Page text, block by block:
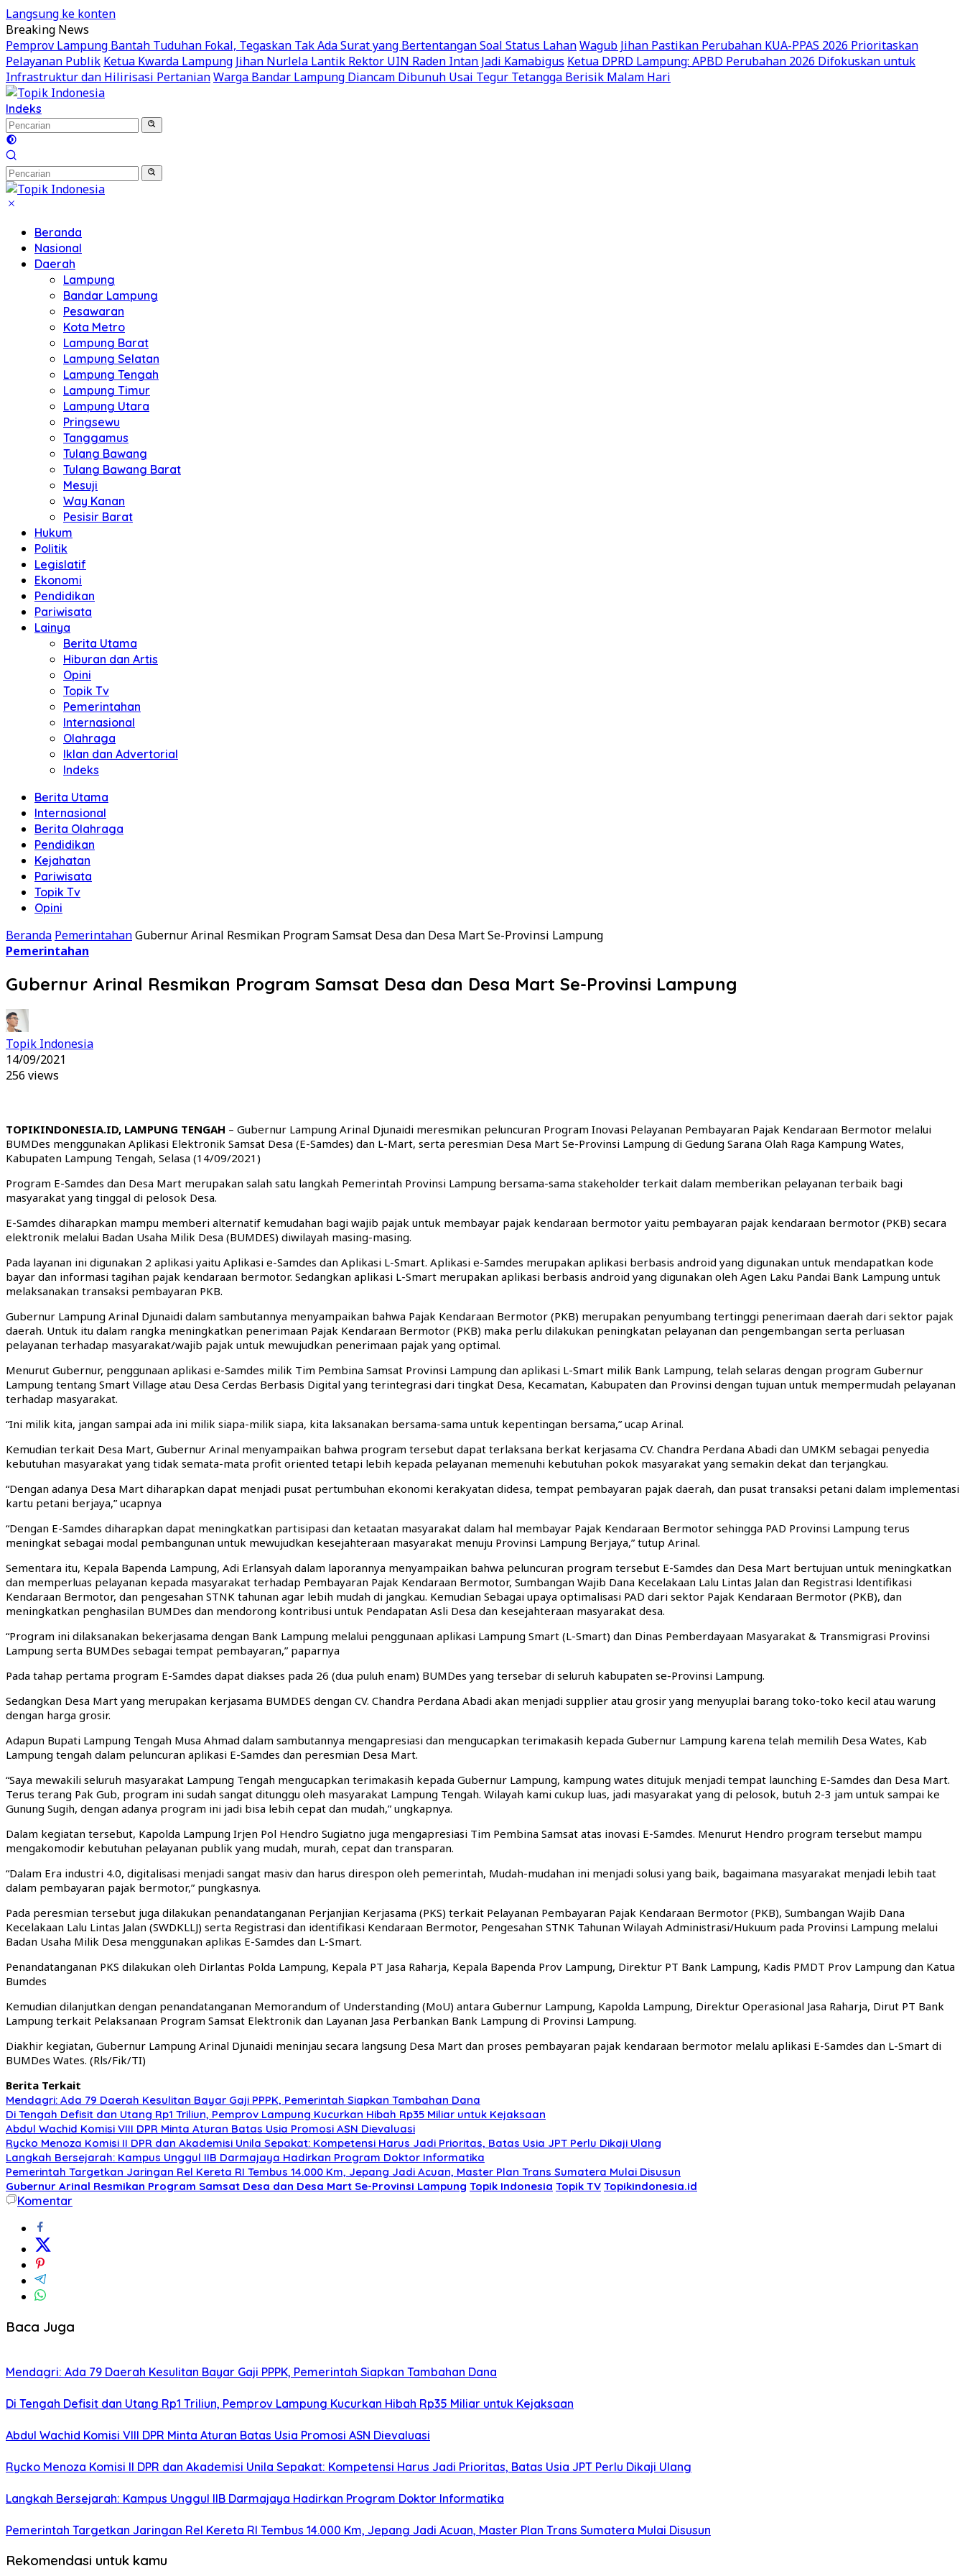
Langsung ke konten
Breaking News
Pemprov Lampung Bantah Tuduhan Fokal, Tegaskan Tak Ada Surat yang Bertentangan Soal Status LahanWagub Jihan Pastikan Perubahan KUA-PPAS 2026 Prioritaskan
Pelayanan Publik Ketua Kwarda Lampung Jihan Nurlela Lantik Rektor UIN Raden Intan Jadi Kamabigus Ketua DPRD Lampung: APBD Perubahan 2026 Difokuskan untuk
Infrastruktur dan Hilirisasi PertanianWarga Bandar Lampung Diancam Dibunuh Usai Tegur Tetangga Berisik Malam Hari
Indeks
Beranda
Nasional
Daerah
Lampung
Bandar Lampung
Pesawaran
Kota Metro
Lampung Barat
Lampung Selatan
Lampung Tengah
Lampung Timur
Lampung Utara
Pringsewu
Tanggamus
Tulang Bawang
Tulang Bawang Barat
Mesuji
Way Kanan
Pesisir Barat
Hukum
Politik
Legislatif
Ekonomi
Pendidikan
Pariwisata
Lainya
Berita Utama
Hiburan dan Artis
Opini
Topik Tv
Pemerintahan
Internasional
Olahraga
Iklan dan Advertorial
Indeks
Berita Utama
Internasional
Berita Olahraga
Pendidikan
Kejahatan
Pariwisata
Topik Tv
Opini
Beranda PemerintahanGubernur Arinal Resmikan Program Samsat Desa dan Desa Mart Se-Provinsi Lampung
Pemerintahan
Gubernur Arinal Resmikan Program Samsat Desa dan Desa Mart Se-Provinsi Lampung
Topik Indonesia
14/09/2021
256 views
TOPIKINDONESIA.ID, LAMPUNG TENGAH – Gubernur Lampung Arinal Djunaidi meresmikan peluncuran Program Inovasi Pelayanan Pembayaran Pajak Kendaraan Bermotor melalui
BUMDes menggunakan Aplikasi Elektronik Samsat Desa (E-Samdes) dan L-Mart, serta peresmian Desa Mart Se-Provinsi Lampung di Gedung Sarana Olah Raga Kampung Wates,
Kabupaten Lampung Tengah, Selasa (14/09/2021)
Program E-Samdes dan Desa Mart merupakan salah satu langkah Pemerintah Provinsi Lampung bersama-sama stakeholder terkait dalam memberikan pelayanan terbaik bagi
masyarakat yang tinggal di pelosok Desa.
E-Samdes diharapkan mampu memberi alternatif kemudahan bagi wajib pajak untuk membayar pajak kendaraan bermotor yaitu pembayaran pajak kendaraan bermotor (PKB) secara
elektronik melalui Badan Usaha Milik Desa (BUMDES) diwilayah masing-masing.
Pada layanan ini digunakan 2 aplikasi yaitu Aplikasi e-Samdes dan Aplikasi L-Smart. Aplikasi e-Samdes merupakan aplikasi berbasis android yang digunakan untuk mendapatkan kode
bayar dan informasi tagihan pajak kendaraan bermotor. Sedangkan aplikasi L-Smart merupakan aplikasi berbasis android yang digunakan oleh Agen Laku Pandai Bank Lampung untuk
melaksanakan transaksi pembayaran PKB.
Gubernur Lampung Arinal Djunaidi dalam sambutannya menyampaikan bahwa Pajak Kendaraan Bermotor (PKB) merupakan penyumbang tertinggi penerimaan daerah dari sektor pajak
daerah. Untuk itu dalam rangka meningkatkan penerimaan Pajak Kendaraan Bermotor (PKB) maka perlu dilakukan peningkatan pelayanan dan pengembangan serta perluasan
pelayanan terhadap masyarakat/wajib pajak untuk mewujudkan penerimaan pajak yang optimal.
Menurut Gubernur, penggunaan aplikasi e-Samdes milik Tim Pembina Samsat Provinsi Lampung dan aplikasi L-Smart milik Bank Lampung, telah selaras dengan program Gubernur
Lampung tentang Smart Village atau Desa Cerdas Berbasis Digital yang terintegrasi dari tingkat Desa, Kecamatan, Kabupaten dan Provinsi dengan tujuan untuk mempermudah pelayanan
terhadap masyarakat.
“Ini milik kita, jangan sampai ada ini milik siapa-milik siapa, kita laksanakan bersama-sama untuk kepentingan bersama,” ucap Arinal.
Kemudian terkait Desa Mart, Gubernur Arinal menyampaikan bahwa program tersebut dapat terlaksana berkat kerjasama CV. Chandra Perdana Abadi dan UMKM sebagai penyedia
kebutuhan masyarakat yang tidak semata-mata profit oriented tetapi lebih kepada pelayanan memenuhi kebutuhan pokok masyarakat yang semakin dekat dan terjangkau.
“Dengan adanya Desa Mart diharapkan dapat menjadi pusat pertumbuhan ekonomi kerakyatan didesa, tempat pembayaran pajak daerah, dan pusat transaksi petani dalam implementasi
kartu petani berjaya,” ucapnya
“Dengan E-Samdes diharapkan dapat meningkatkan partisipasi dan ketaatan masyarakat dalam hal membayar Pajak Kendaraan Bermotor sehingga PAD Provinsi Lampung terus
meningkat sebagai modal pembangunan untuk mewujudkan kesejahteraan masyarakat menuju Provinsi Lampung Berjaya,” tutup Arinal.
Sementara itu, Kepala Bapenda Lampung, Adi Erlansyah dalam laporannya menyampaikan bahwa peluncuran program tersebut E-Samdes dan Desa Mart bertujuan untuk meningkatkan
dan memperluas pelayanan kepada masyarakat terhadap Pembayaran Pajak Kendaraan Bermotor, Sumbangan Wajib Dana Kecelakaan Lalu Lintas Jalan dan Registrasi ldentifikasi
Kendaraan Bermotor, dan pengesahan STNK tahunan agar lebih mudah di jangkau. Kemudian Sebagai upaya optimalisasi PAD dari sektor Pajak Kendaraan Bermotor (PKB), dan
meningkatkan penghasilan BUMDes dan mendorong kontribusi untuk Pendapatan Asli Desa dan kesejahteraan masyarakat desa.
“Program ini dilaksanakan bekerjasama dengan Bank Lampung melalui penggunaan aplikasi Lampung Smart (L-Smart) dan Dinas Pemberdayaan Masyarakat & Transmigrasi Provinsi
Lampung serta BUMDes sebagai tempat pembayaran,” paparnya
Pada tahap pertama program E-Samdes dapat diakses pada 26 (dua puluh enam) BUMDes yang tersebar di seluruh kabupaten se-Provinsi Lampung.
Sedangkan Desa Mart yang merupakan kerjasama BUMDES dengan CV. Chandra Perdana Abadi akan menjadi supplier atau grosir yang menyuplai barang toko-toko kecil atau warung
dengan harga grosir.
Adapun Bupati Lampung Tengah Musa Ahmad dalam sambutannya mengapresiasi dan mengucapkan terimakasih kepada Gubernur Lampung karena telah memilih Desa Wates, Kab
Lampung tengah dalam peluncuran aplikasi E-Samdes dan peresmian Desa Mart.
“Saya mewakili seluruh masyarakat Lampung Tengah mengucapkan terimakasih kepada Gubernur Lampung, kampung wates ditujuk menjadi tempat launching E-Samdes dan Desa Mart.
Terus terang Pak Gub, program ini sudah sangat ditunggu oleh masyarakat Lampung Tengah. Wilayah kami cukup luas, jadi masyarakat yang di pelosok, butuh 2-3 jam untuk sampai ke
Gunung Sugih, dengan adanya program ini jadi bisa lebih cepat dan mudah,” ungkapnya.
Dalam kegiatan tersebut, Kapolda Lampung Irjen Pol Hendro Sugiatno juga mengapresiasi Tim Pembina Samsat atas inovasi E-Samdes. Menurut Hendro program tersebut mampu
mengakomodir kebutuhan pelayanan publik yang mudah, murah, cepat dan transparan.
“Dalam Era industri 4.0, digitalisasi menjadi sangat masiv dan harus direspon oleh pemerintah, Mudah-mudahan ini menjadi solusi yang baik, bagaimana masyarakat menjadi lebih taat
dalam pembayaran pajak bermotor,” pungkasnya.
Pada peresmian tersebut juga dilakukan penandatanganan Perjanjian Kerjasama (PKS) terkait Pelayanan Pembayaran Pajak Kendaraan Bermotor (PKB), Sumbangan Wajib Dana
Kecelakaan Lalu Lintas Jalan (SWDKLLJ) serta Registrasi dan identifikasi Kendaraan Bermotor, Pengesahan STNK Tahunan Wilayah Administrasi/Hukuum pada Provinsi Lampung melalui
Badan Usaha Milik Desa menggunakan aplikas E-Samdes dan L-Smart.
Penandatanganan PKS dilakukan oleh Dirlantas Polda Lampung, Kepala PT Jasa Raharja, Kepala Bapenda Prov Lampung, Direktur PT Bank Lampung, Kadis PMDT Prov Lampung dan Katua
Bumdes
Kemudian dilanjutkan dengan penandatanganan Memorandum of Understanding (MoU) antara Gubernur Lampung, Kapolda Lampung, Direktur Operasional Jasa Raharja, Dirut PT Bank
Lampung terkait Pelaksanaan Program Samsat Elektronik dan Layanan Jasa Perbankan Bank Lampung di Provinsi Lampung.
Diakhir kegiatan, Gubernur Lampung Arinal Djunaidi meninjau secara langsung Desa Mart dan proses pembayaran pajak kendaraan bermotor melalu aplikasi E-Samdes dan L-Smart di
BUMDes Wates. (Rls/Fik/TI)
Berita Terkait
Mendagri: Ada 79 Daerah Kesulitan Bayar Gaji PPPK, Pemerintah Siapkan Tambahan Dana
Di Tengah Defisit dan Utang Rp1 Triliun, Pemprov Lampung Kucurkan Hibah Rp35 Miliar untuk Kejaksaan
Abdul Wachid Komisi VIII DPR Minta Aturan Batas Usia Promosi ASN Dievaluasi
Rycko Menoza Komisi II DPR dan Akademisi Unila Sepakat: Kompetensi Harus Jadi Prioritas, Batas Usia JPT Perlu Dikaji Ulang
Langkah Bersejarah: Kampus Unggul IIB Darmajaya Hadirkan Program Doktor Informatika
Pemerintah Targetkan Jaringan Rel Kereta RI Tembus 14.000 Km, Jepang Jadi Acuan, Master Plan Trans Sumatera Mulai Disusun
Gubernur Arinal Resmikan Program Samsat Desa dan Desa Mart Se-Provinsi Lampung Topik Indonesia Topik TV Topikindonesia.id
Komentar
Baca Juga
Mendagri: Ada 79 Daerah Kesulitan Bayar Gaji PPPK, Pemerintah Siapkan Tambahan Dana
Di Tengah Defisit dan Utang Rp1 Triliun, Pemprov Lampung Kucurkan Hibah Rp35 Miliar untuk Kejaksaan
Abdul Wachid Komisi VIII DPR Minta Aturan Batas Usia Promosi ASN Dievaluasi
Rycko Menoza Komisi II DPR dan Akademisi Unila Sepakat: Kompetensi Harus Jadi Prioritas, Batas Usia JPT Perlu Dikaji Ulang
Langkah Bersejarah: Kampus Unggul IIB Darmajaya Hadirkan Program Doktor Informatika
Pemerintah Targetkan Jaringan Rel Kereta RI Tembus 14.000 Km, Jepang Jadi Acuan, Master Plan Trans Sumatera Mulai Disusun
Rekomendasi untuk kamu